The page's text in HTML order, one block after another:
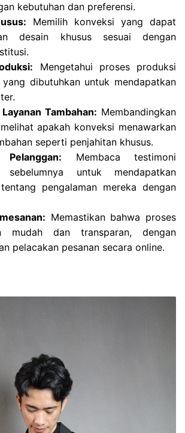
kebutuhan dan preferensi.
Memilih konveksi yang dapat
desain khusus sesuai dengan
Mengetahui proses produksi
dibutuhkan untuk mendapatkan
Tambahan: Membandingkan
apakah konveksi menawarkan
seperti penjahitan khusus.
Membaca testimoni
sebelumnya untuk mendapatkan
pengalaman mereka dengan
Memastikan bahwa proses
mudah dan transparan, dengan
pelacakan pesanan secara online.